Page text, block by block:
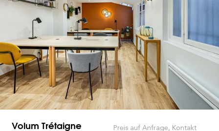
Volum Trétaigne Preis auf Anfrage, Kontakt